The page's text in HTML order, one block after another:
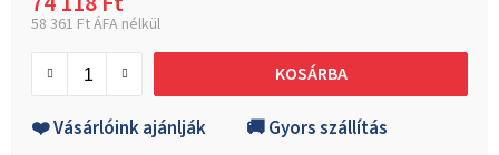
58 361 Ft ÁFA nélkül
KOSÁRBA
❤️ Vásárlóink ajánlják
🚚 Gyors szállítás